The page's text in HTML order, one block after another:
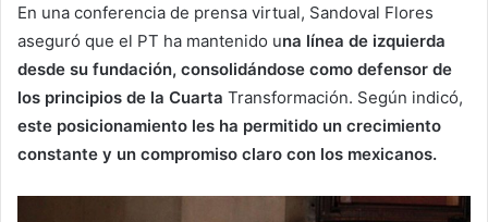
En una conferencia de prensa virtual, Sandoval Flores
aseguró que el PT ha mantenido una línea de izquierda
desde su fundación, consolidándose como defensor de
los principios de la Cuarta Transformación. Según indicó,
este posicionamiento les ha permitido un crecimiento
constante y un compromiso claro con los mexicanos.